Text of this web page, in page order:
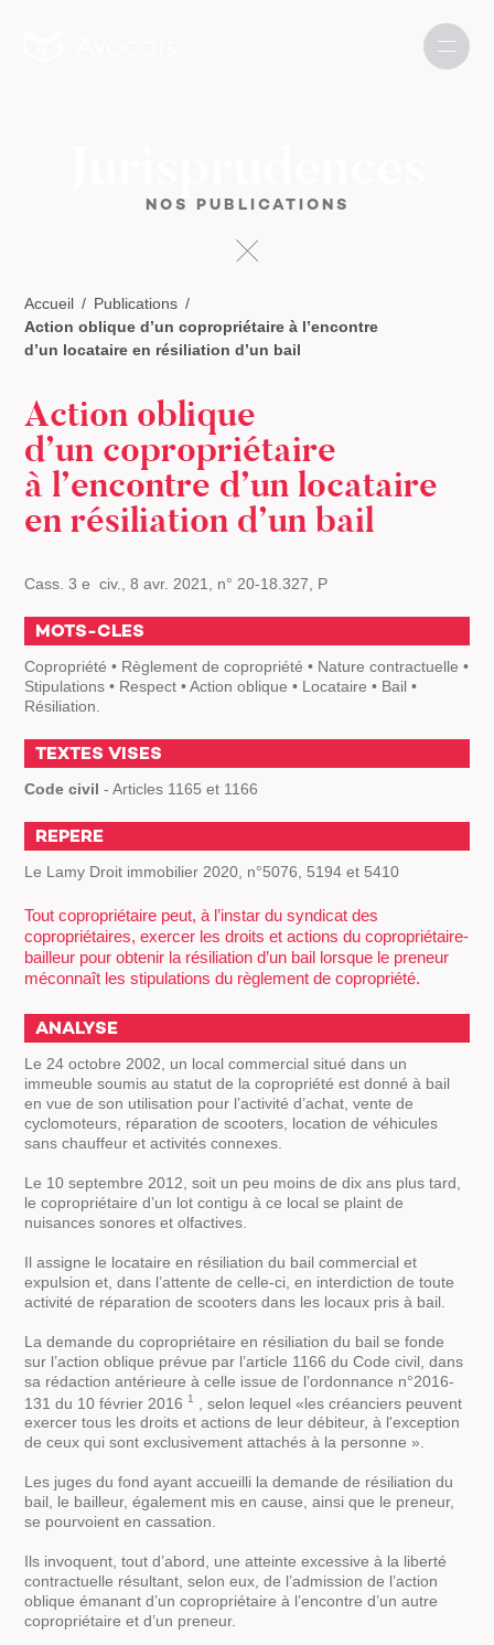
NOS PUBLICATIONS
Accueil
Publications
Action oblique d’un copropriétaire à l’encontre
d’un locataire en résiliation d’un bail
Action oblique
d’un copropriétaire
à l’encontre d’un locataire
en résiliation d’un bail
Cass. 3 e civ., 8 avr. 2021, n° 20-18.327, P
MOTS-CLES
Copropriété • Règlement de copropriété • Nature contractuelle •
Stipulations • Respect • Action oblique • Locataire • Bail •
Résiliation.
TEXTES VISES
Code civil - Articles 1165 et 1166
REPERE
Le Lamy Droit immobilier 2020, n°5076, 5194 et 5410
Tout copropriétaire peut, à l’instar du syndicat des
copropriétaires, exercer les droits et actions du copropriétaire-
bailleur pour obtenir la résiliation d’un bail lorsque le preneur
méconnaît les stipulations du règlement de copropriété.
ANALYSE
Le 24 octobre 2002, un local commercial situé dans un
immeuble soumis au statut de la copropriété est donné à bail
en vue de son utilisation pour l’activité d’achat, vente de
cyclomoteurs, réparation de scooters, location de véhicules
sans chauffeur et activités connexes.
Le 10 septembre 2012, soit un peu moins de dix ans plus tard,
le copropriétaire d’un lot contigu à ce local se plaint de
nuisances sonores et olfactives.
Il assigne le locataire en résiliation du bail commercial et
expulsion et, dans l’attente de celle-ci, en interdiction de toute
activité de réparation de scooters dans les locaux pris à bail.
La demande du copropriétaire en résiliation du bail se fonde
sur l’action oblique prévue par l’article 1166 du Code civil, dans
sa rédaction antérieure à celle issue de l’ordonnance n°2016-
131 du 10 février 20161
, selon lequel «les créanciers peuvent
exercer tous les droits et actions de leur débiteur, à l'exception
de ceux qui sont exclusivement attachés à la personne ».
Les juges du fond ayant accueilli la demande de résiliation du
bail, le bailleur, également mis en cause, ainsi que le preneur,
se pourvoient en cassation.
Ils invoquent, tout d’abord, une atteinte excessive à la liberté
contractuelle résultant, selon eux, de l’admission de l’action
oblique émanant d’un copropriétaire à l’encontre d’un autre
copropriétaire et d’un preneur.